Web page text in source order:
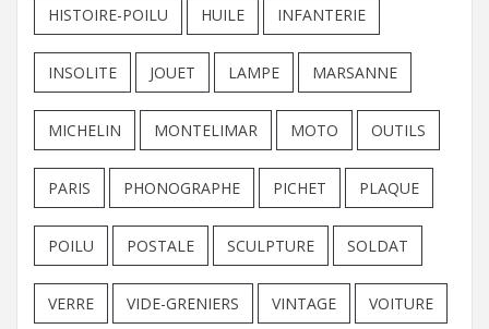
HISTOIRE-POILU HUILE INFANTERIE
INSOLITE JOUET LAMPE MARSANNE
MICHELIN MONTELIMAR MOTO OUTILS
PARIS PHONOGRAPHE PICHET PLAQUE
POILU POSTALE SCULPTURE SOLDAT
VERRE VIDE-GRENIERS VINTAGE VOITURE